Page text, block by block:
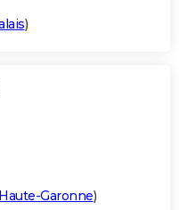
)
Garonne)